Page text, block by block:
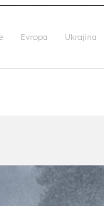
Evropa Ukrajina